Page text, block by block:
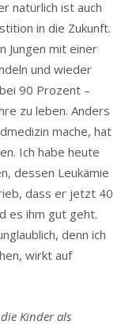
natürlich ist auch
in die Zukunft.
Jungen mit einer
und wieder
90 Prozent –
zu leben. Anders
mache, hat
Ich habe heute
dessen Leukämie
dass er jetzt 40
es ihm gut geht.
denn ich
wirkt auf
Kinder als